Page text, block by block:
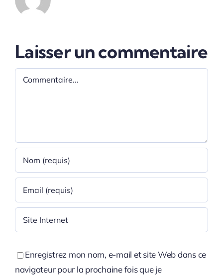
Laisser un commentaire
Commentaire
Enregistrez mon nom, e-mail et site Web dans ce
navigateur pour la prochaine fois que je